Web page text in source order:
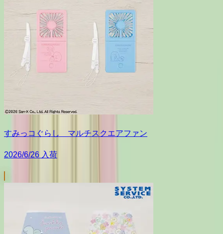
すみっコぐらし マルチスクエアファン
2026/6/26 入荷